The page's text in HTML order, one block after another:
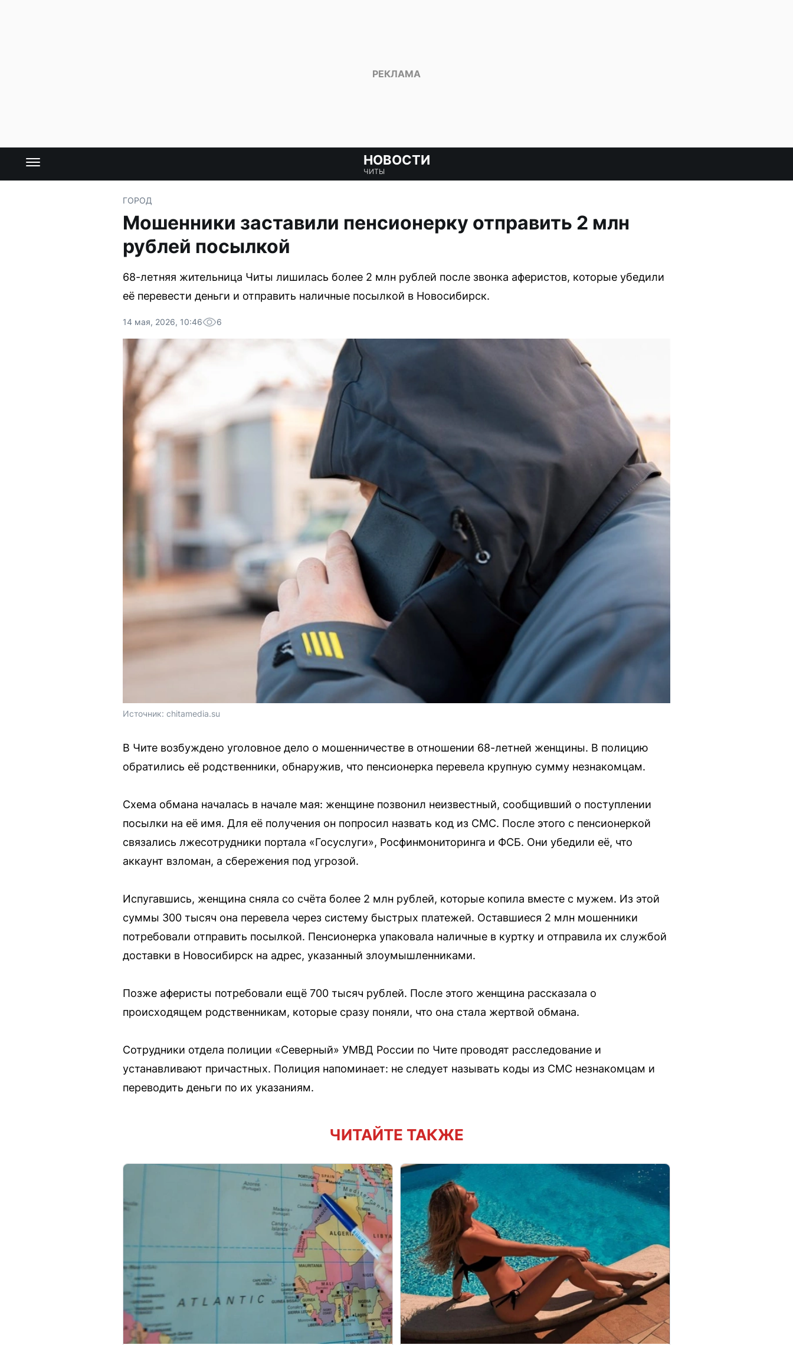
НОВОСТИ
ЧИТЫ
ГОРОД
Мошенники заставили пенсионерку отправить 2 млн
рублей посылкой
68-летняя жительница Читы лишилась более 2 млн рублей после звонка аферистов, которые убедили
её перевести деньги и отправить наличные посылкой в Новосибирск.
14 мая, 2026, 10:46 6
Источник: chitamedia.su
В Чите возбуждено уголовное дело о мошенничестве в отношении 68-летней женщины. В полицию
обратились её родственники, обнаружив, что пенсионерка перевела крупную сумму незнакомцам.
Схема обмана началась в начале мая: женщине позвонил неизвестный, сообщивший о поступлении
посылки на её имя. Для её получения он попросил назвать код из СМС. После этого с пенсионеркой
связались лжесотрудники портала «Госуслуги», Росфинмониторинга и ФСБ. Они убедили её, что
аккаунт взломан, а сбережения под угрозой.
Испугавшись, женщина сняла со счёта более 2 млн рублей, которые копила вместе с мужем. Из этой
суммы 300 тысяч она перевела через систему быстрых платежей. Оставшиеся 2 млн мошенники
потребовали отправить посылкой. Пенсионерка упаковала наличные в куртку и отправила их службой
доставки в Новосибирск на адрес, указанный злоумышленниками.
Позже аферисты потребовали ещё 700 тысяч рублей. После этого женщина рассказала о
происходящем родственникам, которые сразу поняли, что она стала жертвой обмана.
Сотрудники отдела полиции «Северный» УМВД России по Чите проводят расследование и
устанавливают причастных. Полиция напоминает: не следует называть коды из СМС незнакомцам и
переводить деньги по их указаниям.
ЧИТАЙТЕ ТАКЖЕ